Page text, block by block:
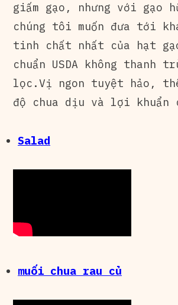
giấm gạo, nhưng với gạo
chúng tôi muốn đưa tới
tinh chất nhất của hạt
chuẩn USDA không thanh
lọc.Vị ngon tuyệt hảo,
độ chua dịu và lợi khuẩn
Salad
muối chua rau củ